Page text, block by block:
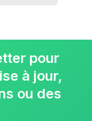
pour
à jour,
ou des